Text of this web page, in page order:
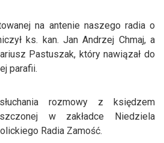
na antenie naszego radia o
ks. kan. Jan Andrzej Chmaj, a
Pastuszak, który nawiązał do
parafii.
rozmowy z księdzem
w zakładce Niedziela
Radia Zamość.